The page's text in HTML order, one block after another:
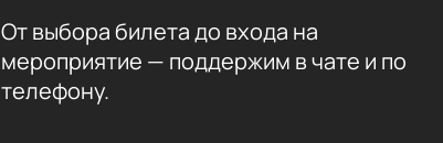
От выбора билета до входа на
мероприятие — поддержим в чате и по
телефону.